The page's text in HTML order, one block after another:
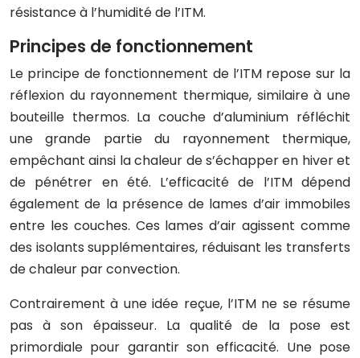
résistance à l’humidité de l’ITM.
Principes de fonctionnement
Le principe de fonctionnement de l’ITM repose sur la
réflexion du rayonnement thermique, similaire à une
bouteille thermos. La couche d’aluminium réfléchit
une grande partie du rayonnement thermique,
empêchant ainsi la chaleur de s’échapper en hiver et
de pénétrer en été. L’efficacité de l’ITM dépend
également de la présence de lames d’air immobiles
entre les couches. Ces lames d’air agissent comme
des isolants supplémentaires, réduisant les transferts
de chaleur par convection.
Contrairement à une idée reçue, l’ITM ne se résume
pas à son épaisseur. La qualité de la pose est
primordiale pour garantir son efficacité. Une pose